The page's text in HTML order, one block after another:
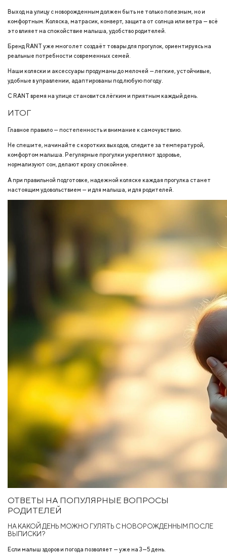
Выход на улицу с новорожденным должен быть не только полезным, но и
комфортным. Коляска, матрасик, конверт, защита от солнца или ветра — всё
это влияет на спокойствие малыша, удобство родителей.
Бренд RANT уже много лет создаёт товары для прогулок, ориентируясь на
реальные потребности современных семей.
Наши коляски и аксессуары продуманы до мелочей — легкие, устойчивые,
удобные в управлении, адаптированы под любую погоду.
С RANT время на улице становится лёгким и приятным каждый день.
ИТОГ
Главное правило — постепенность и внимание к самочувствию.
Не спешите, начинайте с коротких выходов, следите за температурой,
комфортом малыша. Регулярные прогулки укрепляют здоровье,
нормализуют сон, делают кроху спокойнее.
А при правильной подготовке, надежной коляске каждая прогулка станет
настоящим удовольствием — и для малыша, и для родителей.
ОТВЕТЫ НА ПОПУЛЯРНЫЕ ВОПРОСЫ
РОДИТЕЛЕЙ
НА КАКОЙ ДЕНЬ МОЖНО ГУЛЯТЬ С НОВОРОЖДЕННЫМ ПОСЛЕ
ВЫПИСКИ?
Если малыш здоров и погода позволяет — уже на 3—5 день.